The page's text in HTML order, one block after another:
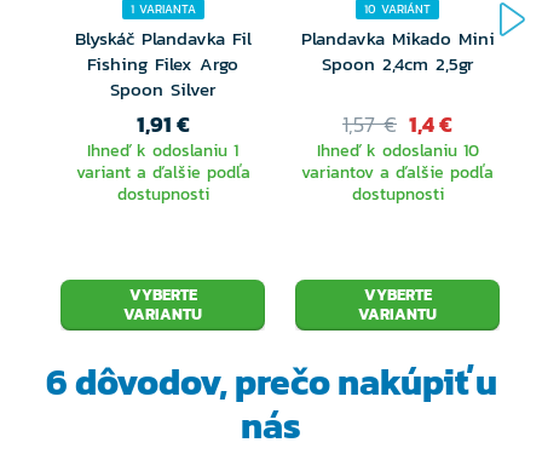
1 VARIANTA
Blyskáč Plandavka Fil
Fishing Filex Argo
Spoon Silver
1,91 €
Ihneď k odoslaniu 1
variant a ďalšie podľa
dostupnosti
VYBERTE
VARIANTU
10 VARIÁNT
Plandavka Mikado Mini
Spoon 2,4cm 2,5gr
1,57 € 1,4 €
Ihneď k odoslaniu 10
variantov a ďalšie podľa
dostupnosti
VYBERTE
VARIANTU
6 dôvodov, prečonakúpiť u
nás